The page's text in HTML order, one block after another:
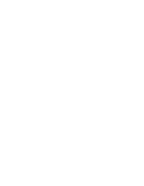
zu tragen hat, war